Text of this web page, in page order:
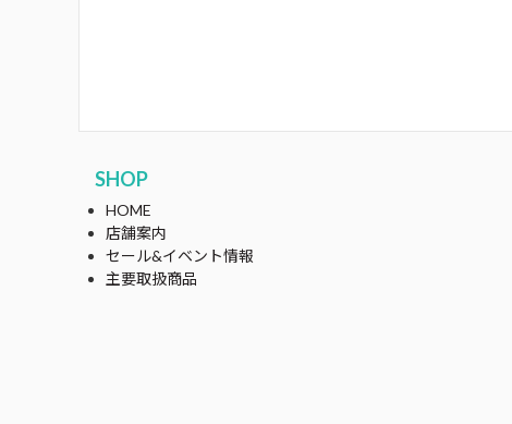
SHOP
HOME
店舗案内
セール&イベント情報
主要取扱商品